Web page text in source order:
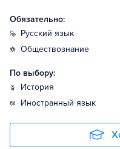
Обязательно:
русский язык
обществознание
По выбору:
история
иностранный язык